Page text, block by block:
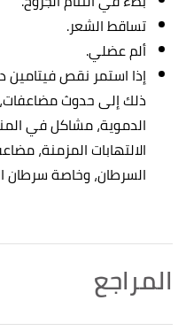
تساقط الشعر.
ألم عضلي.
إذا استمر نقص فيتامين
ذلك إلى حدوث مضاعفات،
الدموية، مشاكل في
الالتهابات المزمنة،
السرطان، وخاصة سرطان
المراجع